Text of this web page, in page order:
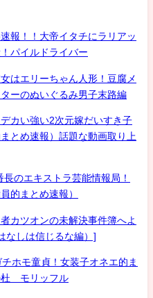
報！！大帝イタチにラリアッ
パイルドライバー
はエリーちゃん人形！豆腐メ
ーのぬいぐるみ男子末路編
カい強い2次元嫁だいすき子
とめ速報）話題な動画取り上
のエキストラ芸能情報局！
的まとめ速報）
カツオンの未解決事件簿へよ
なしは信じるな編）]
モ童貞！女装子オネエ的ま
杜 モリッフル